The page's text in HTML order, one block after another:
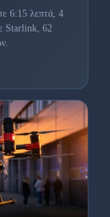
6:15 λεπτά, 4
Starlink, 62